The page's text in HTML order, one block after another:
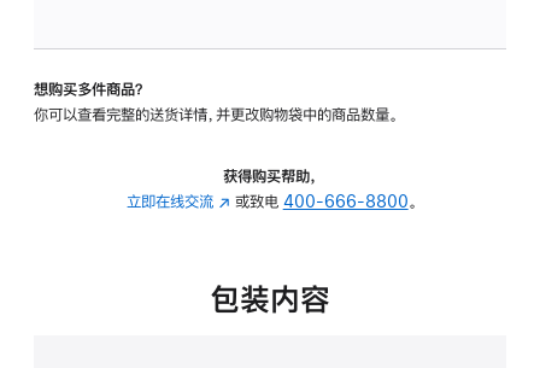
转
的
想购买多件商品？
你可以查看完整的送货详情，并更改购物袋中的商品数量。
获得购买帮助，
立即在线交流 (在
中
或致电 400-666-8800。
包装内容